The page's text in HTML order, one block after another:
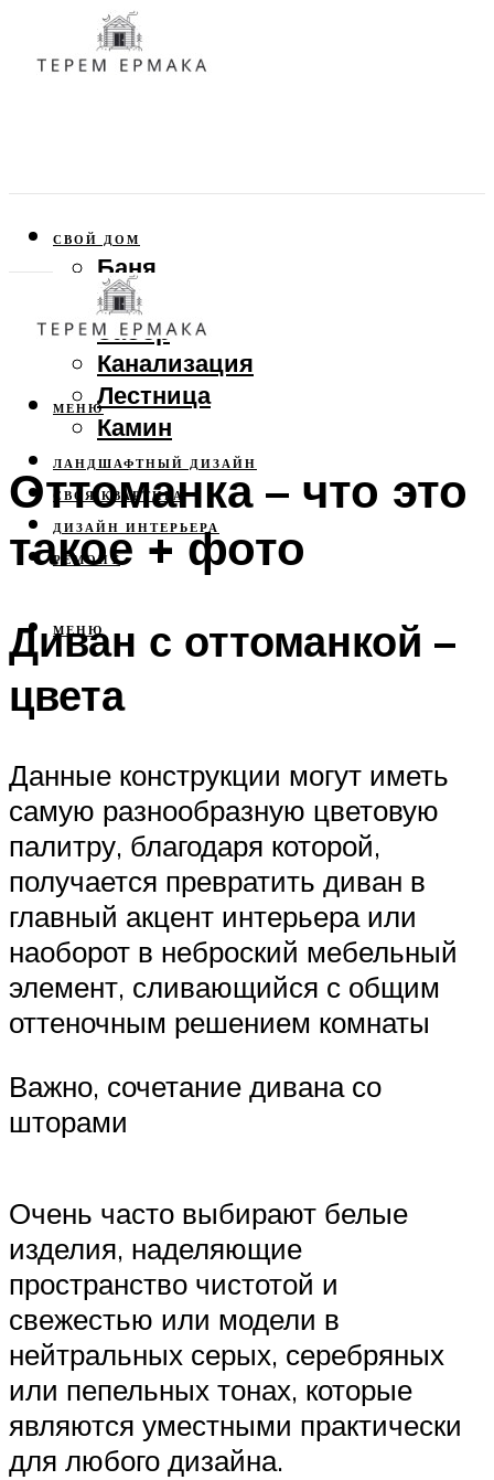
СВОЙ ДОМ
Баня
Веранда
Забор
Канализация
Лестница
Камин
ЛАНДШАФТНЫЙ ДИЗАЙН
СВОЯ КВАРТИРА
ДИЗАЙН ИНТЕРЬЕРА
РЕМОНТ
МЕНЮ
МЕНЮ
Оттоманка – что это
такое + фото
Диван с оттоманкой –
цвета
Данные конструкции могут иметь
самую разнообразную цветовую
палитру, благодаря которой,
получается превратить диван в
главный акцент интерьера или
наоборот в неброский мебельный
элемент, сливающийся с общим
оттеночным решением комнаты
Важно, сочетание дивана со
шторами
Очень часто выбирают белые
изделия, наделяющие
пространство чистотой и
свежестью или модели в
нейтральных серых, серебряных
или пепельных тонах, которые
являются уместными практически
для любого дизайна.